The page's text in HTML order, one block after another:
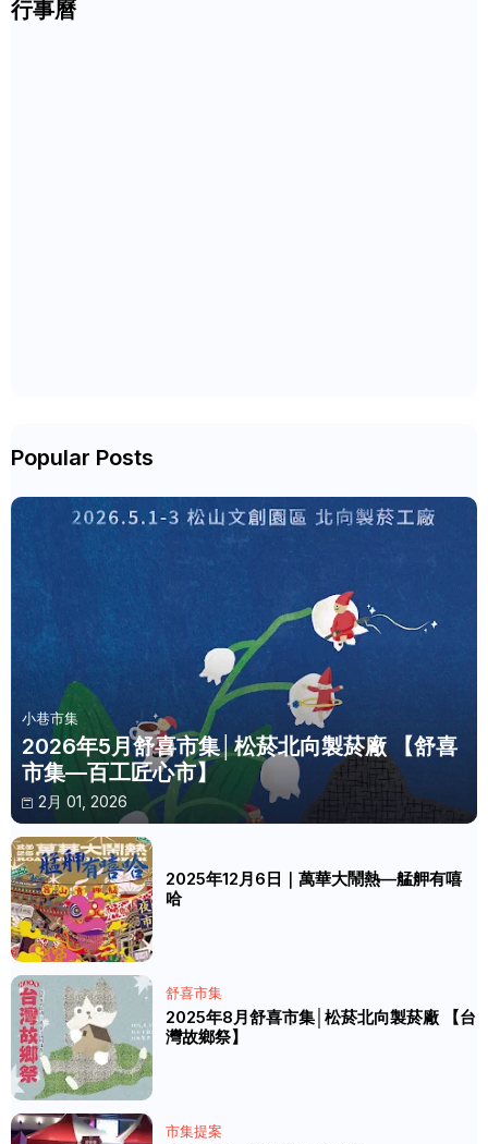
行事曆
Popular Posts
小巷市集
2026年5月舒喜市集│松菸北向製菸廠 【舒喜
市集—百工匠心市】
2月 01, 2026
2025年12月6日｜萬華大鬧熱—艋舺有嘻
哈
舒喜市集
2025年8月舒喜市集│松菸北向製菸廠 【台
灣故鄉祭】
市集提案